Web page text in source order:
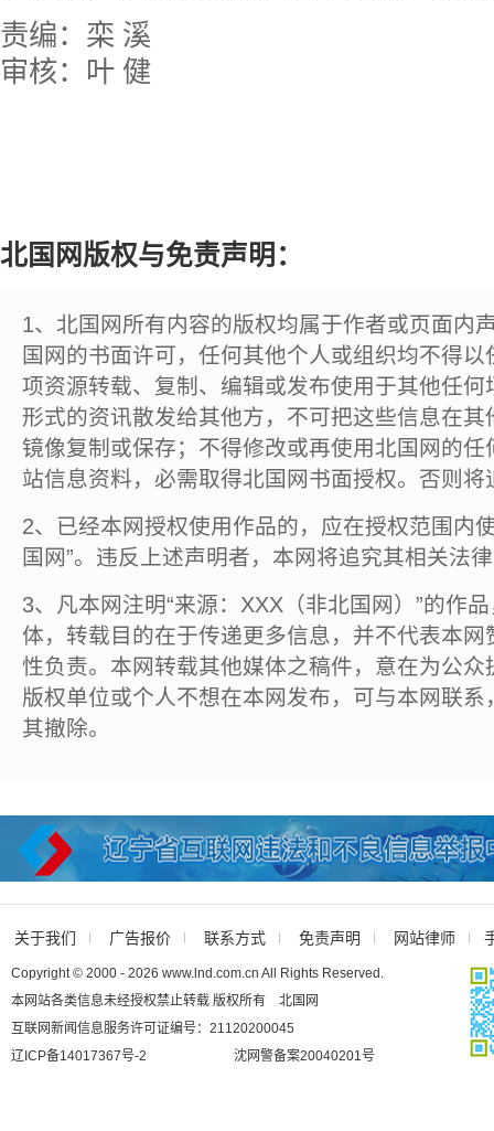
责编：栾 溪
审核：叶 健
北国网版权与免责声明：
1、北国网所有内容的版权均属于作者或页面内
国网的书面许可，任何其他个人或组织均不得
项资源转载、复制、编辑或发布使用于其他任
形式的资讯散发给其他方，不可把这些信息在
镜像复制或保存；不得修改或再使用北国网的
站信息资料，必需取得北国网书面授权。否则将
2、已经本网授权使用作品的，应在授权范围内
国网”。违反上述声明者，本网将追究其相关法
3、凡本网注明“来源：XXX（非北国网）”的作
体，转载目的在于传递更多信息，并不代表本
性负责。本网转载其他媒体之稿件，意在为公
版权单位或个人不想在本网发布，可与本网联
其撤除。
关于我们 广告报价 联系方式 免责声明 网站律师
Copyright © 2000 - 2026 www.lnd.com.cn All Rights Reserved.
本网站各类信息未经授权禁止转载 版权所有 北国网
互联网新闻信息服务许可证编号：21120200045
辽ICP备14017367号-2
沈网警备案20040201号